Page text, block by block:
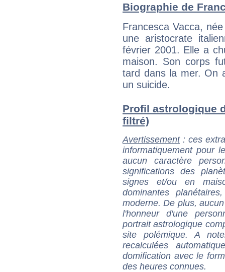
Biographie de
Francesca Vacca,
une aristocrate
février 2001. Elle a
maison. Son corps
tard dans la mer. On
un suicide.
Profil astrologique
filtré)
Avertissement: ces
informatiquement pour
aucun caractère
significations des
signes et/ou en
dominantes
moderne. De plus,
l'honneur d'une
portrait astrologique
site polémique. A
recalculées
domification avec le
des heures connues.